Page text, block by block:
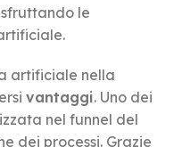
le
artificiale nella
vantaggi. Uno dei
nel funnel del
dei processi. Grazie